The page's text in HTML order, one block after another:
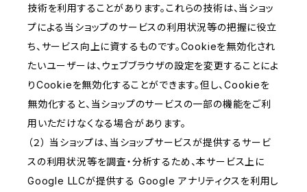
技術を利用することがあります。これらの技術は、当ショッ
プによる当ショップのサービスの利用状況等の把握に役立
ち、サービス向上に資するものです。Cookieを無効化され
たいユーザーは、ウェブブラウザの設定を変更することによ
りCookieを無効化することができます。但し、Cookieを
無効化すると、当ショップのサービスの一部の機能をご利
用いただけなくなる場合があります。
（２） 当ショップは、当ショップサービスが提供するサービ
スの利用状況等を調査・分析するため、本サービス上に
Google LLCが提供する Google アナリティクスを利用し